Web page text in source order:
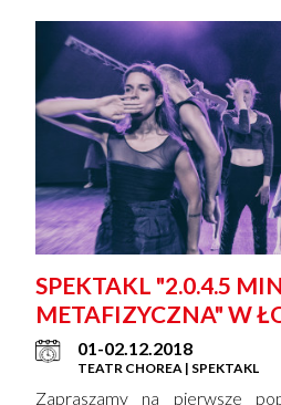
SPEKTAKL "2.0.4.5
METAFIZYCZNA" W
01-02.12.2018
TEATR CHOREA | SPEKTAKL
Zapraszamy na pierwsze